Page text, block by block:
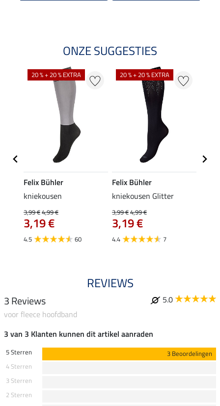
ONZE SUGGESTIES
20 % + 20 % EXTRA
Felix Bühler
kniekousen
3,99 €4,99 €
3,19 €
4.5 60
20 % + 20 % EXTRA
Felix Bühler
kniekousen Glitter
3,99 €4,99 €
3,19 €
4.4 7
REVIEWS
3 Reviews
5.0
voor fleece hoofdband
3 van 3 Klanten kunnen dit artikel aanraden
5 Sterren
3 Beoordelingen
4 Sterren
3 Sterren
2 Sterren